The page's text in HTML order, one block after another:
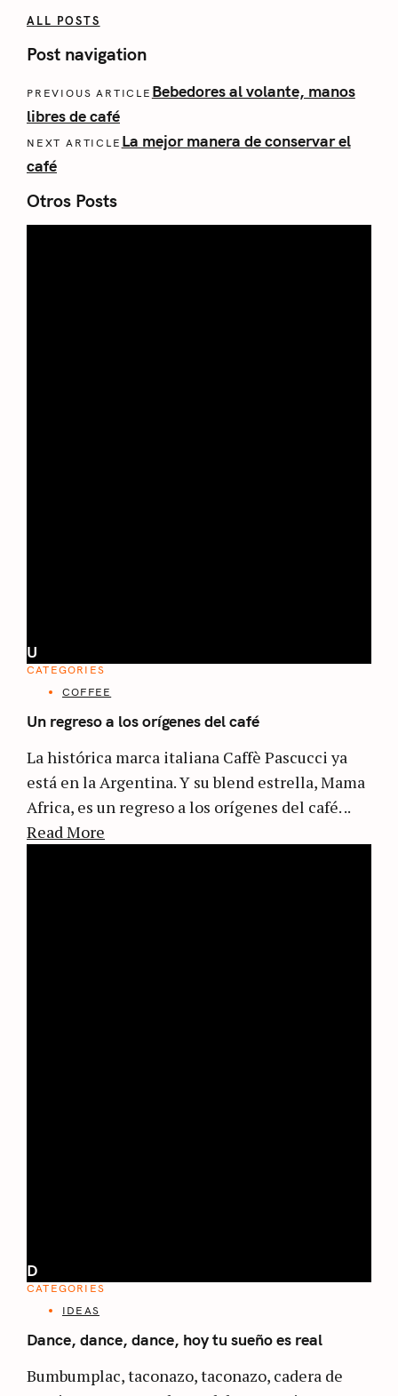
ALL POSTS
Post navigation
PREVIOUS ARTICLE Bebedores al volante, manos
libres de café
NEXT ARTICLE La mejor manera de conservar el
café
Otros Posts
U
CATEGORIES
COFFEE
Un regreso a los orígenes del café
La histórica marca italiana Caffè Pascucci ya
está en la Argentina. Y su blend estrella, Mama
Africa, es un regreso a los orígenes del café. ..
Read More
D
CATEGORIES
IDEAS
Dance, dance, dance, hoy tu sueño es real
Bumbumplac, taconazo, taconazo, cadera de